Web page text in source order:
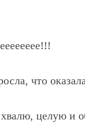
что
целую и